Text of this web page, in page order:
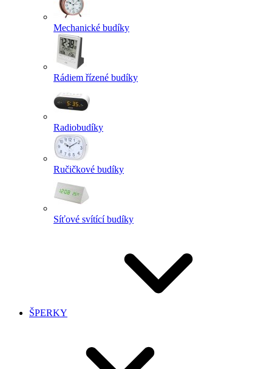
Mechanické budíky
Rádiem řízené budíky
Radiobudíky
Ručičkové budíky
Síťové svítící budíky
ŠPERKY